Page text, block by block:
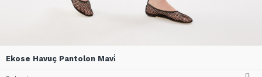
Ekose Havuç Pantolon Mavi̇